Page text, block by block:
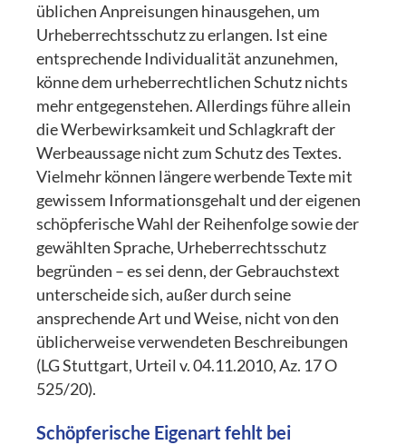
üblichen Anpreisungen hinausgehen, um
Urheberrechtsschutz zu erlangen. Ist eine
entsprechende Individualität anzunehmen,
könne dem urheberrechtlichen Schutz nichts
mehr entgegenstehen. Allerdings führe allein
die Werbewirksamkeit und Schlagkraft der
Werbeaussage nicht zum Schutz des Textes.
Vielmehr können längere werbende Texte mit
gewissem Informationsgehalt und der eigenen
schöpferische Wahl der Reihenfolge sowie der
gewählten Sprache, Urheberrechtsschutz
begründen – es sei denn, der Gebrauchstext
unterscheide sich, außer durch seine
ansprechende Art und Weise, nicht von den
üblicherweise verwendeten Beschreibungen
(LG Stuttgart, Urteil v. 04.11.2010, Az. 17 O
525/20).
Schöpferische Eigenart fehlt bei